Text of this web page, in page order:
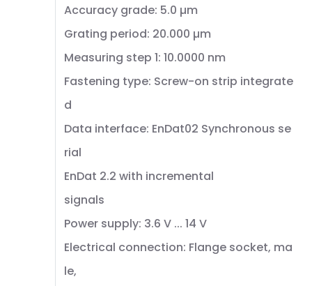
Accuracy grade: 5.0 µm
Grating period: 20.000 µm
Measuring step 1: 10.0000 nm
Fastening type: Screw-on strip integrate
d
Data interface: EnDat02 Synchronous se
rial
EnDat 2.2 with incremental
signals
Power supply: 3.6 V ... 14 V
Electrical connection: Flange socket, ma
le,